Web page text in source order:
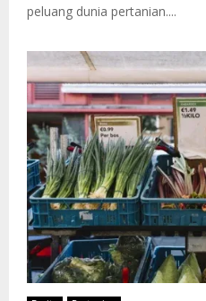
peluang dunia pertanian....